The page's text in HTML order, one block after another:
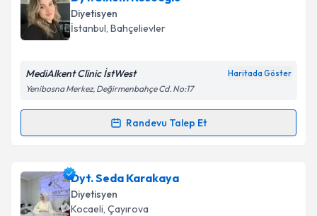
Diyetisyen
İstanbul, Bahçelievler
MediAlkent Clinic İstWest Haritada Göster
Yenibosna Merkez, Değirmenbahçe Cd. No:17
Randevu Talep Et
Randevu Takvimi Talebi
Dyt. Sinem Köseoğluiçin randevu takvimi talebi
oluşturun. Size bu uzmandan randevu almanız için bir
takvim hazırlandığında e-posta ile bilgilendireceğiz.
Dyt. Seda Karakaya
Diyetisyen
Kocaeli, Çayırova